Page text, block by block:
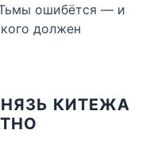
ошибётся — и
должен
КИТЕЖА